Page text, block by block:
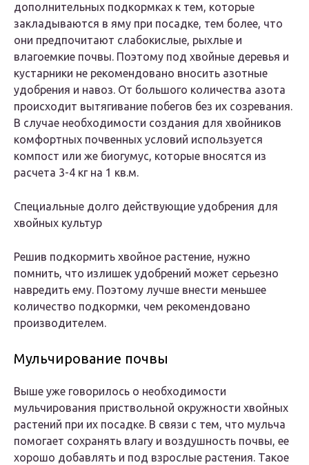
дополнительных подкормках к тем, которые
закладываются в яму при посадке, тем более, что
они предпочитают слабокислые, рыхлые и
влагоемкие почвы. Поэтому под хвойные деревья и
кустарники не рекомендовано вносить азотные
удобрения и навоз. От большого количества азота
происходит вытягивание побегов без их созревания.
В случае необходимости создания для хвойников
комфортных почвенных условий используется
компост или же биогумус, которые вносятся из
расчета 3-4 кг на 1 кв.м.
Специальные долго действующие удобрения для
хвойных культур
Решив подкормить хвойное растение, нужно
помнить, что излишек удобрений может серьезно
навредить ему. Поэтому лучше внести меньшее
количество подкормки, чем рекомендовано
производителем.
Мульчирование почвы
Выше уже говорилось о необходимости
мульчирования приствольной окружности хвойных
растений при их посадке. В связи с тем, что мульча
помогает сохранять влагу и воздушность почвы, ее
хорошо добавлять и под взрослые растения. Такое